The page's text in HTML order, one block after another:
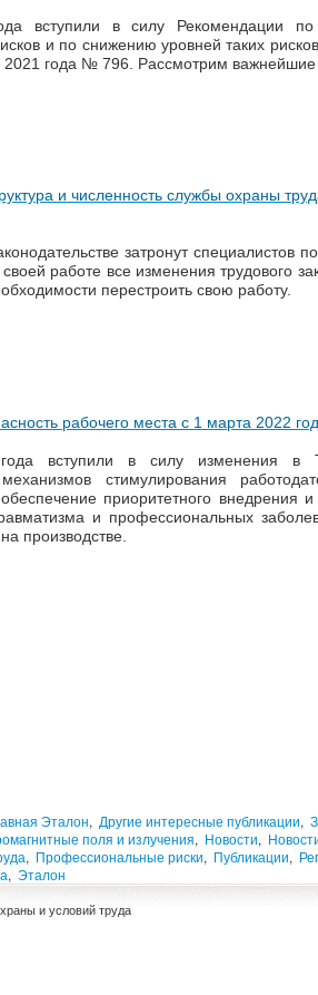
вступили в силу Рекомендации по
и по снижению уровней таких
2021 года № 796. Рассмотрим
и численность службы охраны
затронут специалистов
работе все изменения трудового
перестроить свою работу.
рабочего места с 1 марта 2022
вступили в силу изменения в
механизмов стимулирования
приоритетного внедрения
и профессиональных
производстве.
Эталон, Другие интересные публикации,
поля и излучения, Новости,
, Профессиональные риски, Публикации,
, Эталон
и условий труда